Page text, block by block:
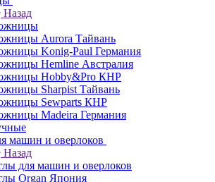
Назад
Aurora Тайвань
Konig-Paul Германия
Hemline Австралия
Hobby&Pro КНР
Sharpist Тайвань
Sewparts КНР
Madeira Германия
машин и оверлоков
Назад
для машин и оверлоков
Organ Япония